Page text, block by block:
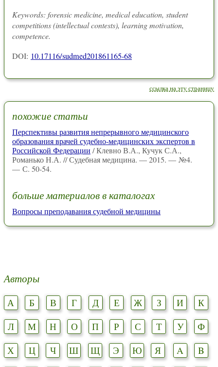
Keywords: forensic medicine, medical education, student
competitions (intellectual contests), learning motivation,
competence.
DOI: 10.17116/sudmed201861165-68
ссылка на эту страницу
похожие статьи
Перспективы развития непрерывного медицинского
образования врачей судебно-медицинских экспертов в
Российской Федерации / Клевно В.А., Кучук С.А.,
Романько Н.А. // Судебная медицина. — 2015. — №4.
— С. 50-54.
больше материалов в каталогах
Вопросы преподавания судебной медицины
Авторы
А Б В Г Д Е Ж З И
К
Л
М Н О П Р С Т У
Ф
Х
Ц Ч Ш Щ Э Ю Я A
B